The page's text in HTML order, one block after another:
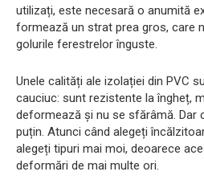
utilizați, este necesară o anumită
formează un strat prea gros, care
golurile ferestrelor înguste.
Unele calități ale izolației din PVC
cauciuc: sunt rezistente la îngheț,
deformează și nu se sfărâmă. Dar
puțin. Atunci când alegeți
alegeți tipuri mai moi, deoarece
deformări de mai multe ori.